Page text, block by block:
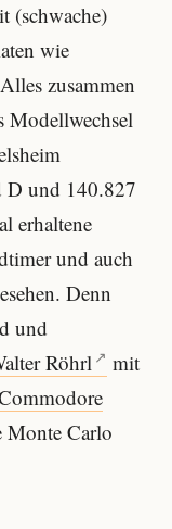
(schwache)
wie
zusammen
Modellwechsel
D und 140.827
erhaltene
und auch
Denn
und
Röhrl
mit
Monte Carlo